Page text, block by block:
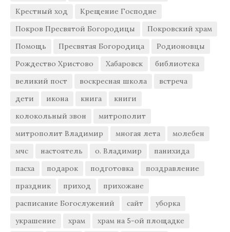
Крестный ход
Крещение Господне
Покров Пресвятой Богородицы
Покровский храм
Помощь
Пресвятая Богородица
Родионовцы
Рождество Христово
Хабаровск
библиотека
великий пост
воскресная школа
встреча
дети
икона книга
книги
колокольный звон
митрополит
митрополит Владимир
многая лета
молебен
мчс
настоятель о. Владимир
панихида
пасха
подарок подготовка
поздравление
праздник
приход
прихожане
расписание Богослужений
сайт
уборка
украшение
храм
храм на 5-ой площадке